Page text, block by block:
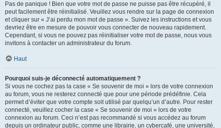
Pas de panique ! Bien que votre mot de passe ne puisse pas être récupéré, il
peut facilement être réinitialisé. Veuillez vous rendre sur la page de connexion
et cliquer sur « J’ai perdu mon mot de passe ». Suivez les instructions et vous
devriez être en mesure de pouvoir vous connecter de nouveau rapidement.
Cependant, si vous ne pouvez pas réinitialiser votre mot de passe, nous vous
invitons à contacter un administrateur du forum.
Haut
Pourquoi suis-je déconnecté automatiquement ?
Si vous ne cochez pas la case « Se souvenir de moi » lors de votre connexion
au forum, vous ne resterez connecté que pour une période prédéfinie. Cela
permet d’éviter que votre compte soit utilisé par quelqu’un d’autre. Pour rester
connecté, veuillez cocher la case « Se souvenir de moi » lors de votre
connexion au forum. Ceci n’est pas recommandé si vous accédez au forum
depuis un ordinateur public, comme une librairie, un cybercafé, une université,